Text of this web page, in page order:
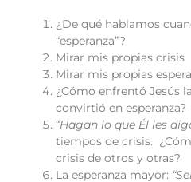
¿De qué hablamos
“esperanza”?
Mirar mis propias crisis
Mirar mis propias
¿Cómo enfrentó Jesús
convirtió en esperanza?
“Hagan lo que Él les
tiempos de crisis.
crisis de otros y otras?
La esperanza mayor: